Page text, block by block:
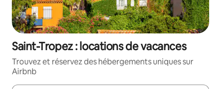
Saint-Tropez : locations de vacances
Trouvez et réservez des hébergements uniques sur
Airbnb